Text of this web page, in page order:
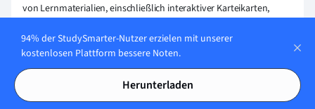
von Lernmaterialien, einschließlich interaktiver Karteikarten,
Die fortschrittliche Technologie und Werkzeuge, die wir zur
Verfügung stellen, helfen Schülern, ihre eigenen Lernmaterialien
zu erstellen. Die Inhalte von StudySmarter sind nicht nur von
Experten geprüft, sondern werden auch regelmäßig aktualisiert,
um Genauigkeit und Relevanz zu gewährleisten.
94% der StudySmarter-Nutzer erzielen mit unserer
kostenlosen Plattform bessere Noten.
Herunterladen